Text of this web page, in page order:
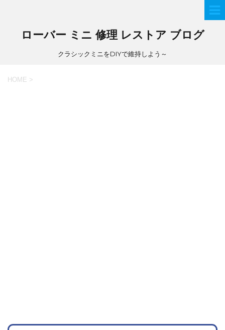
ローバー ミニ 修理 レストア ブログ
クラシックミニをDIYで維持しよう～
HOME >